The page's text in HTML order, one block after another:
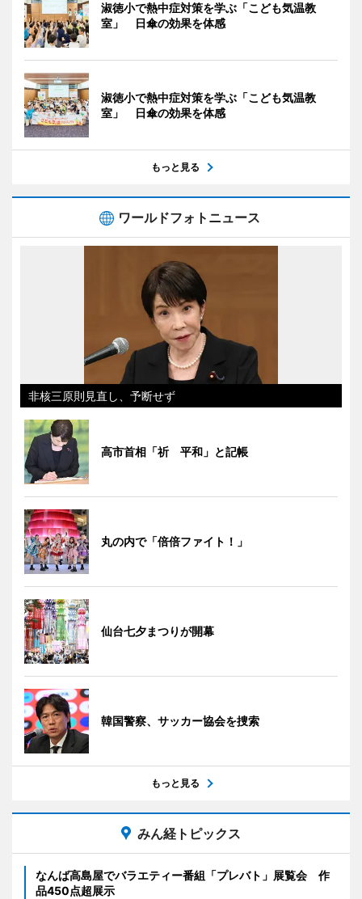
淑徳小で熱中症対策を学ぶ「こども気温教
室」 日傘の効果を体感
淑徳小で熱中症対策を学ぶ「こども気温教
室」 日傘の効果を体感
もっと見る
ワールドフォトニュース
非核三原則見直し、予断せず
高市首相「祈 平和」と記帳
丸の内で「倍倍ファイト！」
仙台七夕まつりが開幕
韓国警察、サッカー協会を捜索
もっと見る
みん経トピックス
なんば高島屋でバラエティー番組「プレバト」展覧会 作
品450点超展示